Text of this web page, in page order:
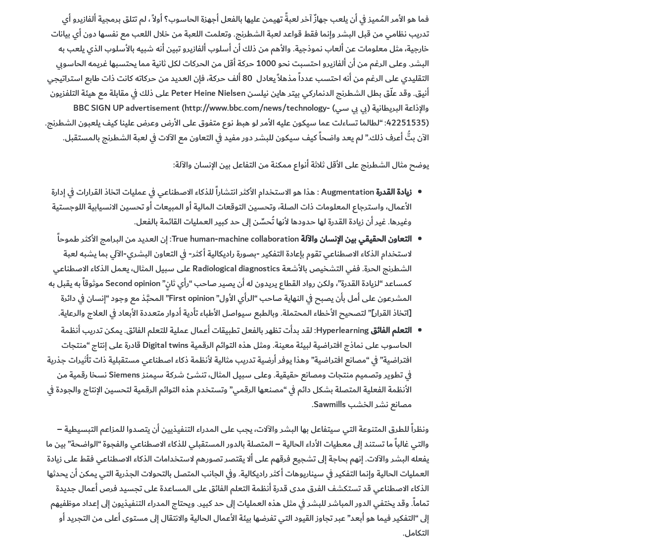
فما هو الأمر المُميز في أن يلعب جهازٌ آخر لعبةً تهيمن عليها بالفعل أجهزة الحاسوب؟ أولاً ، لم تتلق برمجية ألفازيرو أي
تدريب نظامي من قبل البشر وإنما فقط قواعد لعبة الشطرنج. وتعلمت اللعبة من خلال اللعب مع نفسها دون أي بيانات
خارجية، مثل معلومات عن ألعاب نموذجية. والأهم من ذلك أن أسلوب ألفازيرو تبين أنه شبيه بالأسلوب الذي يلعب به
البشر. وعلى الرغم من أن ألفازيرو احتسبت نحو 1000 حركة أقل من الحركات لكل ثانية مما يحتسبها غريمه الحاسوبي
التقليدي على الرغم من أنه احتسب عدداً مذهلاً يعادل 80 ألف حركة، فإن العديد من حركاته كانت ذات طابع استراتيجي
أنيق. وقد علّق بطل الشطرنج الدنماركي بيتر هاين نيلسن Peter Heine Nielsen على ذلك في مقابلة مع هيئة التلفزيون
والإذاعة البريطانية (بي بي سي) BBC SIGN UP advertisement (http://www.bbc.com/news/technology-
42251535): “لطالما تساءلت عما سيكون عليه الأمر لو هبط نوع متفوق على الأرض وعرض علينا كيف يلعبون الشطرنج.
الآن بتُّ أعرف ذلك.” لم يعد واضحاً كيف سيكون للبشر دور مفيد في التعاون مع الآلات في لعبة الشطرنج بالمستقبل.
يوضح مثال الشطرنج على الأقل ثلاثة أنواع ممكنة من التفاعل بين الإنسان والآلة:
زيادة القدرة
Augmentation : هذا هو الاستخدام الأكثر انتشاراً للذكاء الاصطناعي في عمليات اتخاذ القرارات في إدارة
الأعمال، واسترجاع المعلومات ذات الصلة، وتحسين التوقعات المالية أو المبيعات أو تحسين الانسيابية اللوجستية
وغيرها. غير أن زيادة القدرة لها حدودها لأنها تُحسِّن إلى حد كبير العمليات القائمة بالفعل.
التعاون الحقيقي بين الإنسان والآلة
True human-machine collaboration: إن العديد من البرامج الأكثر طموحاً
لاستخدام الذكاء الاصطناعي تقوم بإعادة التفكير -بصورة راديكالية أكثر- في التعاون البشري-الآلي بما يشبه لعبة
الشطرنج الحرة. ففي التشخيص بالأشعة Radiological diagnostics على سبيل المثال، يعمل الذكاء الاصطناعي
كمساعد “لزيادة القدرة”، ولكن رواد القطاع يريدون له أن يصير صاحب “رأي ثانٍ” Second opinion موثوقاً به يقبل به
المشرعون على أمل بأن يصبح في النهاية صاحب “الرأي الأول” First opinion” المحبَّذ مع وجود “إنسان في دائرة
[اتخاذ القرار]” لتصحيح الأخطاء المحتملة. وبالطبع سيواصل الأطباء تأدية أدوار متعددة الأبعاد في العلاج والرعاية.
التعلم الفائق
Hyperlearning: لقد بدأت تظهر بالفعل تطبيقات أعمال عملية للتعلم الفائق. يمكن تدريب أنظمة
الحاسوب على نماذج افتراضية لبيئة معينة. ومثل هذه التوائم الرقمية Digital twins قادرة على إنتاج “منتجات
افتراضية” في “مصانع افتراضية” وهذا يوفر أرضية تدريب مثالية لأنظمة ذكاء اصطناعي مستقبلية ذات تأثيرات جذرية
في تطوير وتصميم منتجات ومصانع حقيقية. وعلى سبيل المثال، تنشئ شركة سيمنز Siemens نسخا رقمية من
الأنظمة الفعلية المتصلة بشكل دائم في “مصنعها الرقمي” وتستخدم هذه التوائم الرقمية لتحسين الإنتاج والجودة في
مصانع نشر الخشب Sawmills.
ونظراً للطرق المتنوعة التي سيتفاعل بها البشر والآلات، يجب على المدراء التنفيذيين أن يتصدوا للمزاعم التبسيطية –
والتي غالباً ما تستند إلى معطيات الأداء الحالية – المتصلة بالدور المستقبلي للذكاء الاصطناعي والفجوة “الواضحة” بين ما
يفعله البشر والآلات. إنهم بحاجة إلى تشجيع فرقهم على ألا يقتصر تصورهم لاستخدامات الذكاء الاصطناعي فقط على زيادة
العمليات الحالية وإنما التفكير في سيناريوهات أكثر راديكالية. وفي الجانب المتصل بالتحولات الجذرية التي يمكن أن يحدثها
الذكاء الاصطناعي قد تستكشف الفرق مدى قدرة أنظمة التعلم الفائق على المساعدة على تجسيد فرص أعمال جديدة
تماماً. وقد يختفي الدور المباشر للبشر في مثل هذه العمليات إلى حد كبير. ويحتاج المدراء التنفيذيون إلى إعداد موظفيهم
إلى “التفكير فيما هو أبعد” عبر تجاوز القيود التي تفرضها بيئة الأعمال الحالية والانتقال إلى مستوى أعلى من التجريد أو
التكامل.